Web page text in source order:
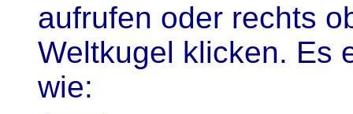
aufrufen oder rechts
Weltkugel klicken. Es
wie: